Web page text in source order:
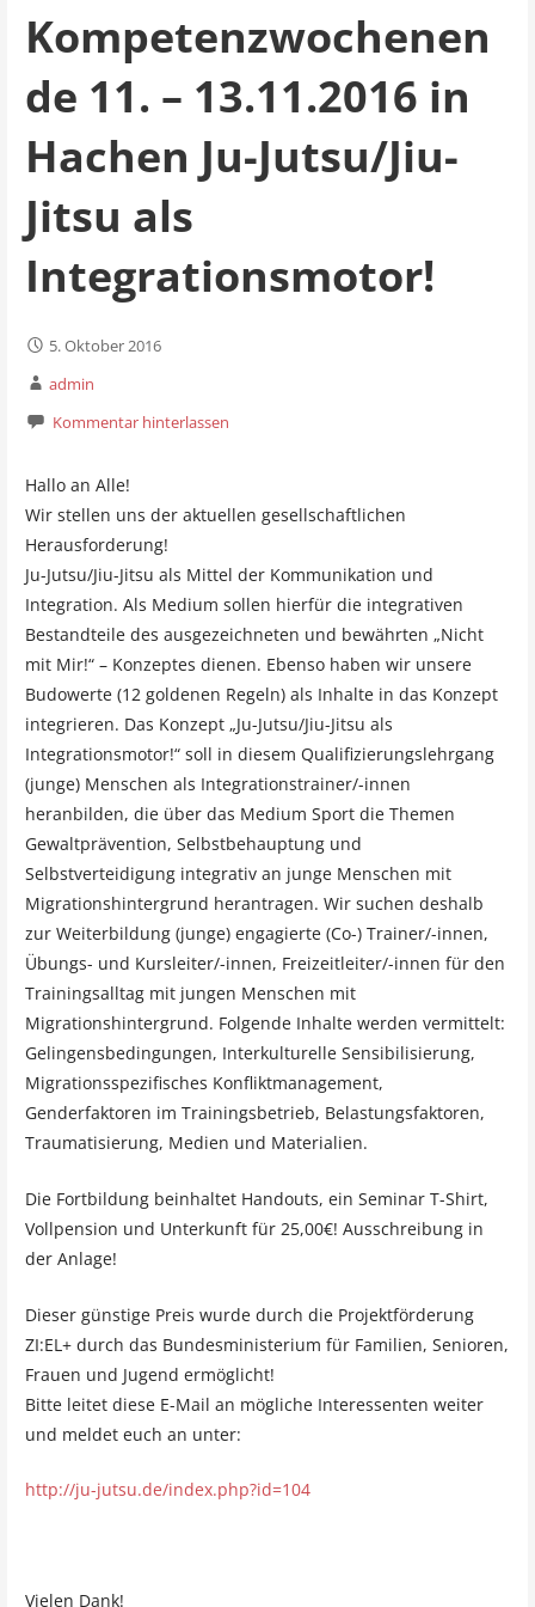
Kompetenzwochenen
de 11. – 13.11.2016 in
Hachen Ju-Jutsu/Jiu-
Jitsu als
Integrationsmotor!
5. Oktober 2016
admin
Kommentar hinterlassen
Hallo an Alle!
Wir stellen uns der aktuellen gesellschaftlichen
Herausforderung!
Ju-Jutsu/Jiu-Jitsu als Mittel der Kommunikation und
Integration. Als Medium sollen hierfür die integrativen
Bestandteile des ausgezeichneten und bewährten „Nicht
mit Mir!“ – Konzeptes dienen. Ebenso haben wir unsere
Budowerte (12 goldenen Regeln) als Inhalte in das Konzept
integrieren. Das Konzept „Ju-Jutsu/Jiu-Jitsu als
Integrationsmotor!“ soll in diesem Qualifizierungslehrgang
(junge) Menschen als Integrationstrainer/-innen
heranbilden, die über das Medium Sport die Themen
Gewaltprävention, Selbstbehauptung und
Selbstverteidigung integrativ an junge Menschen mit
Migrationshintergrund herantragen. Wir suchen deshalb
zur Weiterbildung (junge) engagierte (Co-) Trainer/-innen,
Übungs- und Kursleiter/-innen, Freizeitleiter/-innen für den
Trainingsalltag mit jungen Menschen mit
Migrationshintergrund. Folgende Inhalte werden vermittelt:
Gelingensbedingungen, Interkulturelle Sensibilisierung,
Migrationsspezifisches Konfliktmanagement,
Genderfaktoren im Trainingsbetrieb, Belastungsfaktoren,
Traumatisierung, Medien und Materialien.
Die Fortbildung beinhaltet Handouts, ein Seminar T-Shirt,
Vollpension und Unterkunft für 25,00€! Ausschreibung in
der Anlage!
Dieser günstige Preis wurde durch die Projektförderung
ZI:EL+ durch das Bundesministerium für Familien, Senioren,
Frauen und Jugend ermöglicht!
Bitte leitet diese E-Mail an mögliche Interessenten weiter
und meldet euch an unter:
http://ju-jutsu.de/index.php?id=104
Vielen Dank!